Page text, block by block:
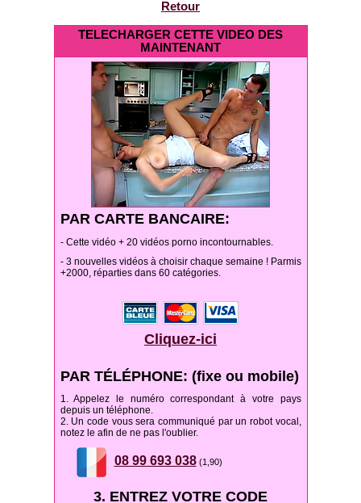
Retour
TELECHARGER CETTE VIDEO DES
MAINTENANT
PAR CARTE BANCAIRE:
- Cette vidéo + 20 vidéos porno incontournables.
- 3 nouvelles vidéos à choisir chaque semaine ! Parmis
+2000, réparties dans 60 catégories.
Cliquez-ici
PAR TÉLÉPHONE: (fixe ou mobile)
1. Appelez le numéro correspondant à votre pays
depuis un téléphone.
2. Un code vous sera communiqué par un robot vocal,
notez le afin de ne pas l'oublier.
08 99 693 038(1,90)
3. ENTREZ VOTRE CODE